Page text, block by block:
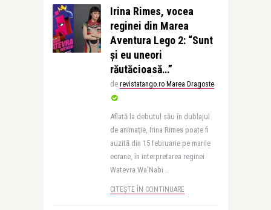
Irina Rimes, vocea
reginei din Marea
Aventura Lego 2: “Sunt
şi eu uneori
răutăcioasă…”
de revistatango.ro Marea Dragoste
Aflată la debutul său în dublajul
de animaţie, Irina Rimes poate fi
auzită din 15 februarie pe marile
ecrane, în interpretarea reginei
Watevra Wa’Nabi ..
CITEȘTE ÎN CONTINUARE